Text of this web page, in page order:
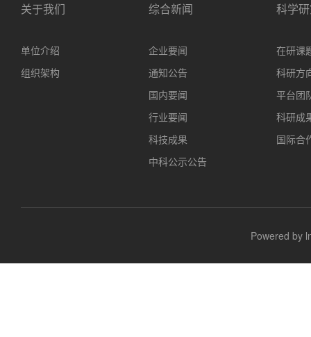
关于我们
单位介绍
组织架构
综合新闻
企业要闻
通知公告
国内要闻
行业要闻
科技成果
中科公示公告
科学
在研课
科研方
平台团
科研成
国际合
Powered by